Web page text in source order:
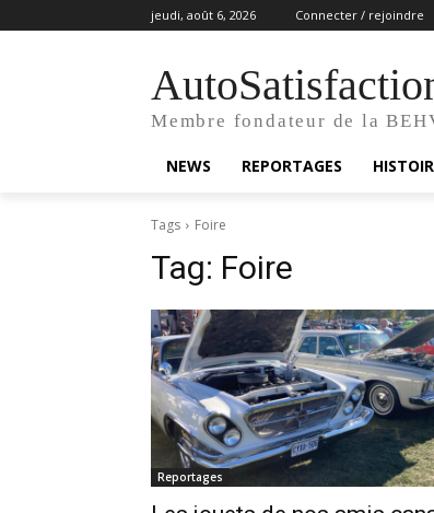
jeudi, août 6, 2026 Connecter / rejoindre
Membre fondateur de la
NEWS REPORTAGES
Tags Foire
Tag: Foire
Reportages